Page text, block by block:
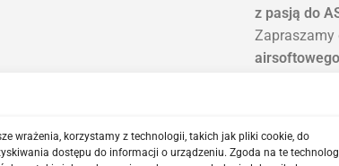
wrażenia, korzystamy z technologii, takich jak pliki cookie, do
dostępu do informacji o urządzeniu. Zgoda na te
z pasją do
Zapraszamy